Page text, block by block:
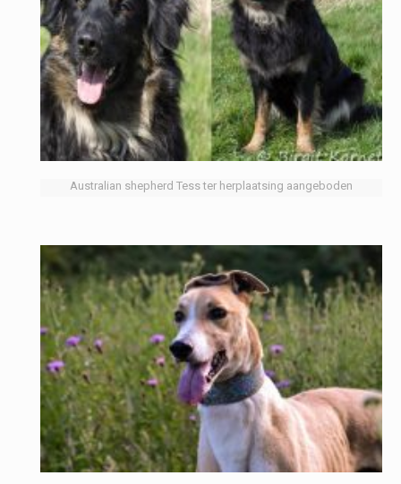
Australian shepherd Tess ter herplaatsing aangeboden